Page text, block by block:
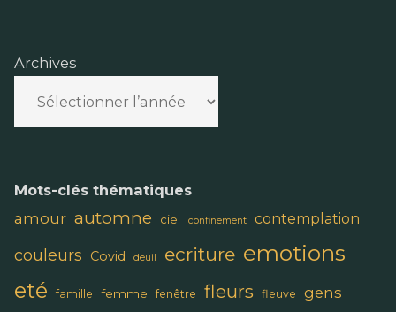
Archives
Mots-clés thématiques
amour automne ciel confinement contemplation
couleurs Covid deuil ecriture emotions
eté famille femme fenêtre fleurs fleuve gens